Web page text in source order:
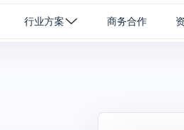
行业方案 商务合作